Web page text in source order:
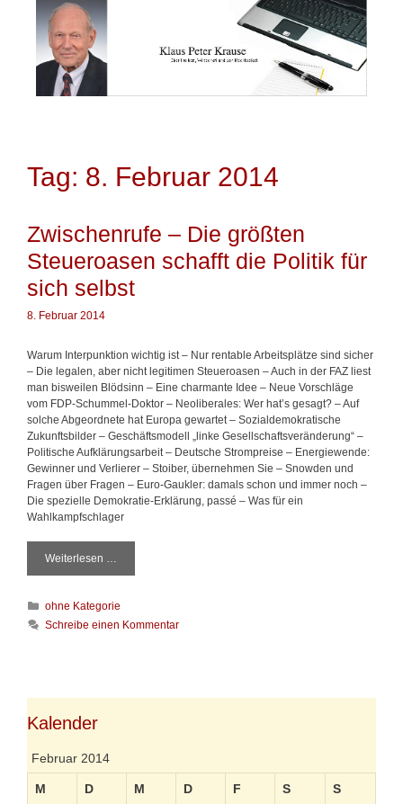
Tag: 8. Februar 2014
Zwischenrufe – Die größten
Steueroasen schafft die Politik für
sich selbst
8. Februar 2014
Warum Interpunktion wichtig ist – Nur rentable Arbeitsplätze sind sicher
– Die legalen, aber nicht legitimen Steueroasen – Auch in der FAZ liest
man bisweilen Blödsinn – Eine charmante Idee – Neue Vorschläge
vom FDP-Schummel-Doktor – Neoliberales: Wer hat’s gesagt? – Auf
solche Abgeordnete hat Europa gewartet – Sozialdemokratische
Zukunftsbilder – Geschäftsmodell „linke Gesellschaftsveränderung“ –
Politische Aufklärungsarbeit – Deutsche Strompreise – Energiewende:
Gewinner und Verlierer – Stoiber, übernehmen Sie – Snowden und
Fragen über Fragen – Euro-Gaukler: damals schon und immer noch –
Die spezielle Demokratie-Erklärung, passé – Was für ein
Wahlkampfschlager
Weiterlesen …
w
s
c
K
a
i
n
ohne Kategorie
Schreibe einen Kommentar
Kalender
Februar 2014
M D M D F S S